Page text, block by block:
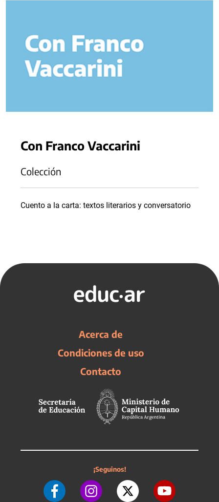
Con Franco Vaccarini
Colección
Cuento a la carta: textos literarios y conversatorio
Acerca de
Condiciones de uso
Contacto
¡Seguinos!